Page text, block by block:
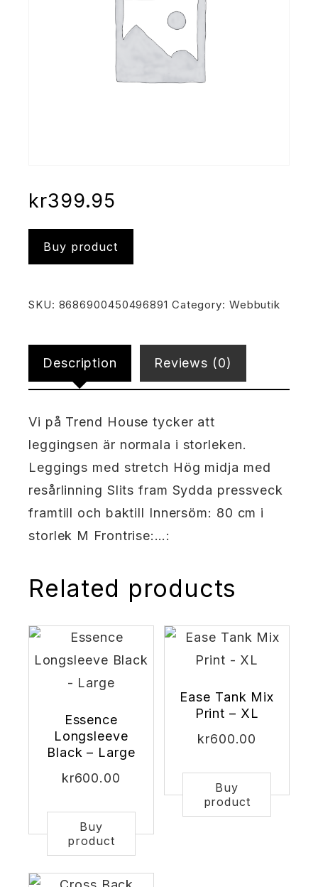
kr399.95
Buy product
SKU: 8686900450496891 Category: Webbutik
Description Reviews (0)
Vi på Trend House tycker att
leggingsen är normala i storleken.
Leggings med stretch Hög midja med
resårlinning Slits fram Sydda pressveck
framtill och baktill Innersöm: 80 cm i
storlek M Frontrise:…:
Related products
Essence
Longsleeve
Black – Large
kr600.00
Buy
product
Ease Tank Mix
Print – XL
kr600.00
Buy
product